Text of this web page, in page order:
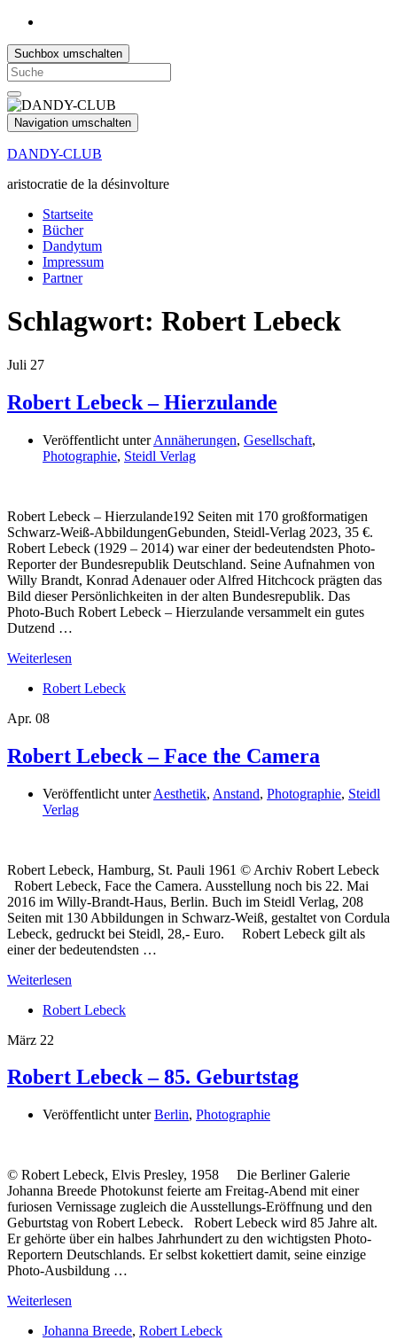
Suchbox umschalten
Search
for:
Navigation umschalten
DANDY-CLUB
aristocratie de la désinvolture
Startseite
Bücher
Dandytum
Impressum
Partner
Schlagwort: Robert Lebeck
Juli 27
Robert Lebeck – Hierzulande
Veröffentlicht unterAnnäherungen, Gesellschaft,
Photographie, Steidl Verlag
Robert Lebeck – Hierzulande192 Seiten mit 170 großformatigen
Schwarz-Weiß-AbbildungenGebunden, Steidl-Verlag 2023, 35 €.
Robert Lebeck (1929 – 2014) war einer der bedeutendsten Photo-
Reporter der Bundesrepublik Deutschland. Seine Aufnahmen von
Willy Brandt, Konrad Adenauer oder Alfred Hitchcock prägten das
Bild dieser Persönlichkeiten in der alten Bundesrepublik. Das
Photo-Buch Robert Lebeck – Hierzulande versammelt ein gutes
Dutzend …
Weiterlesen
Robert Lebeck
Apr. 08
Robert Lebeck – Face the Camera
Veröffentlicht unterAesthetik, Anstand, Photographie, Steidl
Verlag
Robert Lebeck, Hamburg, St. Pauli 1961 © Archiv Robert Lebeck
Robert Lebeck, Face the Camera. Ausstellung noch bis 22. Mai
2016 im Willy-Brandt-Haus, Berlin. Buch im Steidl Verlag, 208
Seiten mit 130 Abbildungen in Schwarz-Weiß, gestaltet von Cordula
Lebeck, gedruckt bei Steidl, 28,- Euro. Robert Lebeck gilt als
einer der bedeutendsten …
Weiterlesen
Robert Lebeck
März 22
Robert Lebeck – 85. Geburtstag
Veröffentlicht unterBerlin, Photographie
© Robert Lebeck, Elvis Presley, 1958 Die Berliner Galerie
Johanna Breede Photokunst feierte am Freitag-Abend mit einer
furiosen Vernissage zugleich die Ausstellungs-Eröffnung und den
Geburtstag von Robert Lebeck. Robert Lebeck wird 85 Jahre alt.
Er gehörte über ein halbes Jahrhundert zu den wichtigsten Photo-
Reportern Deutschlands. Er selbst kokettiert damit, seine einzige
Photo-Ausbildung …
Weiterlesen
Johanna Breede, Robert Lebeck